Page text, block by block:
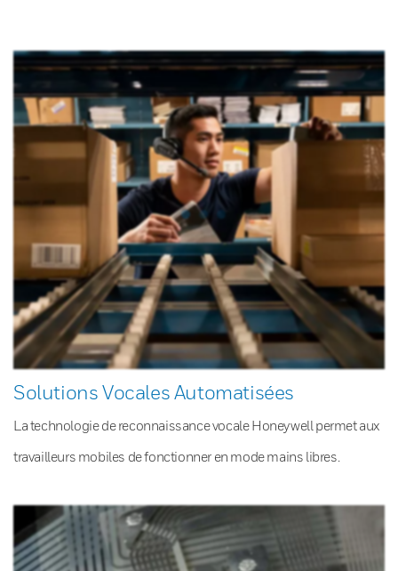
Solutions Vocales Automatisées
La technologie de reconnaissance vocale Honeywell permet aux
travailleurs mobiles de fonctionner en mode mains libres.